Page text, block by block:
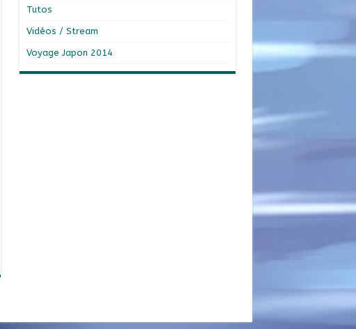
Tutos
Vidéos / Stream
Voyage Japon 2014